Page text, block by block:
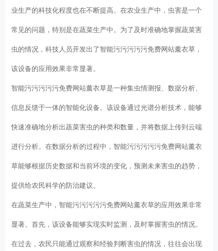
业生产的科技化程度也在不断提高。在农业生产中，虫害是一个
常见的问题，特别是在蔬菜生产中。为了及时准确地掌握蔬菜害
虫的情况，科技人员开发出了智能污污污污污免费网站薰衣草，
该设备的应用效果非常显著。
智能污污污污污免费网站薰衣草是一种集虫情测报、数据分析、
信息反馈于一体的智能化设备。该设备通过光谱分析技术，能够
快速准确地分析出蔬菜害虫的种类和数量，并将数据上传到云端
进行分析。在数据分析的过程中，智能污污污污污免费网站薰衣
草能够根据历史数据和当前环境的变化，预测未来害虫的趋势，
提供给农民科学的防治建议。
在蔬菜生产中，智能污污污污污免费网站薰衣草的应用效果非常
显著。首先，该设备能够实现实时监测，及时掌握害虫的情况。
在过去，农民只能通过观察和经验判断害虫的情况，往往会出现